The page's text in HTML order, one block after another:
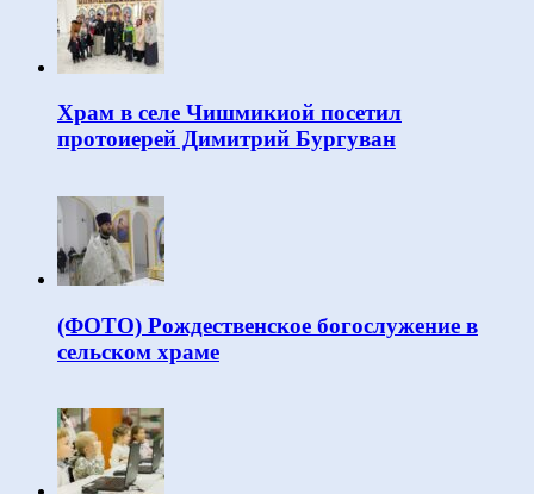
Храм в селе Чишмикиой посетил
протоиерей Димитрий Бургуван
(ФОТО) Рождественское богослужение в
сельском храме